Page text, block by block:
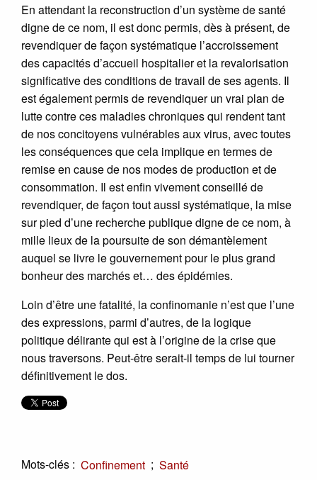
En attendant la reconstruction d’un système de santé
digne de ce nom, il est donc permis, dès à présent, de
revendiquer de façon systématique l’accroissement
des capacités d’accueil hospitalier et la revalorisation
significative des conditions de travail de ses agents. Il
est également permis de revendiquer un vrai plan de
lutte contre ces maladies chroniques qui rendent tant
de nos concitoyens vulnérables aux virus, avec toutes
les conséquences que cela implique en termes de
remise en cause de nos modes de production et de
consommation. Il est enfin vivement conseillé de
revendiquer, de façon tout aussi systématique, la mise
sur pied d’une recherche publique digne de ce nom, à
mille lieux de la poursuite de son démantèlement
auquel se livre le gouvernement pour le plus grand
bonheur des marchés et… des épidémies.
Loin d’être une fatalité, la confinomanie n’est que l’une
des expressions, parmi d’autres, de la logique
politique délirante qui est à l’origine de la crise que
nous traversons. Peut-être serait-il temps de lui tourner
définitivement le dos.
Mots-clés : Confinement ; Santé